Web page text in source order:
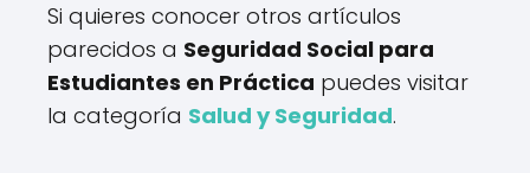
Si quieres conocer otros artículos
parecidos a Seguridad Social para
Estudiantes en Práctica puedes visitar
la categoría Salud y Seguridad.